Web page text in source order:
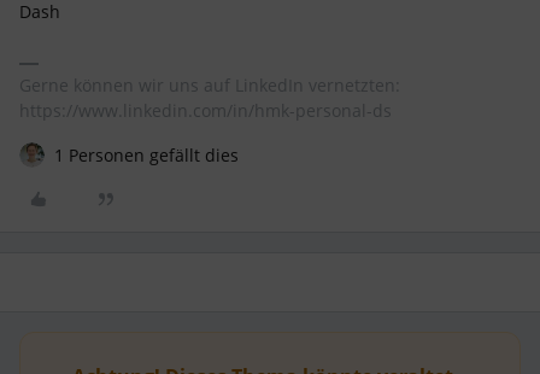
Dash
Gerne können wir uns auf LinkedIn vernetzten:
https://www.linkedin.com/in/hmk-personal-ds
1 Personen gefällt dies